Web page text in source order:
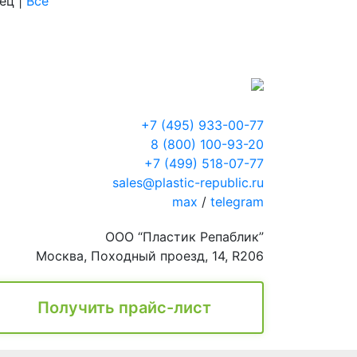
+7 (495) 933-00-77
8 (800) 100-93-20
+7 (499) 518-07-77
sales@plastic-republic.ru
max / telegram
ООО “Пластик Репаблик”
Москва, Походный проезд, 14, R206
Получить прайс-лист